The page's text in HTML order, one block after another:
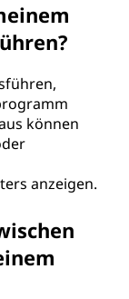
können
anzeigen.